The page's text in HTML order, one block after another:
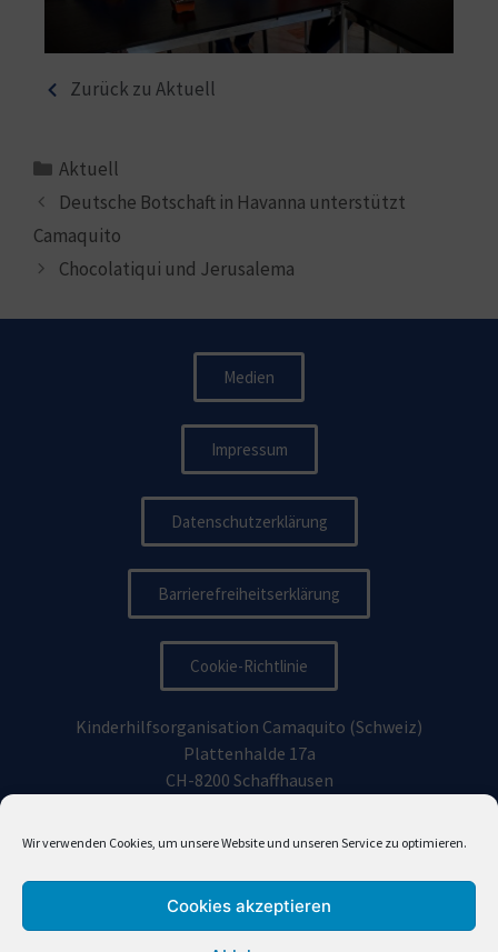
Wir verwenden Cookies, um unsere Website und unseren Service zu optimieren.
Cookies akzeptieren
Zurück zu Aktuell
Aktuell
Deutsche Botschaft in Havanna unterstützt
Camaquito
Chocolatiqui und Jerusalema
Medien
Impressum
Datenschutzerklärung
Barrierefreiheitserklärung
Cookie-Richtlinie
Kinderhilfsorganisation Camaquito (Schweiz)
Plattenhalde 17a
CH-8200 Schaffhausen
Kinderhilfsorganisation Camaquito Deutschland e.V.
München